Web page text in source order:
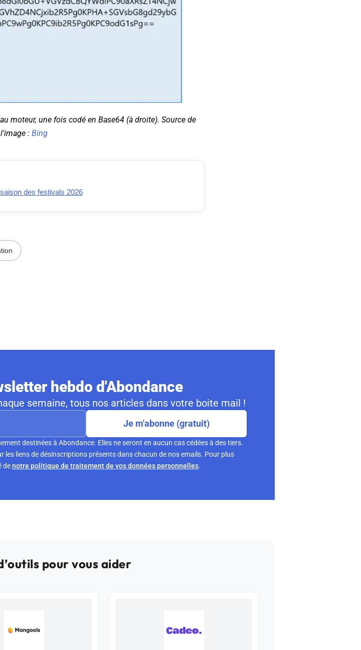
moteur, une fois codé en Base64 (à droite). Source de
l'image : Bing
des festivals 2026
hebdo d'Abondance
semaine, tous nos articles dans votre boite mail !
Je m'abonne (gratuit)
destinées à Abondance. Elles ne seront en aucun cas cédées à des tiers.
liens de désinscriptions présents dans chacun de nos emails. Pour plus
denotre politique de traitement de vos données personnelles.
pour vous aider